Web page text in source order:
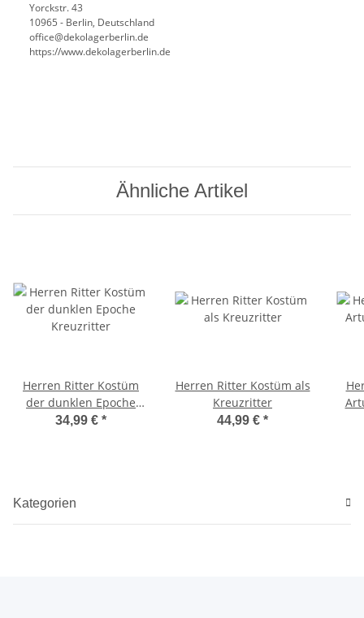
Yorckstr. 43
10965 - Berlin, Deutschland
office@dekolagerberlin.de
https://www.dekolagerberlin.de
Ähnliche Artikel
Herren Ritter Kostüm
der dunklen Epoche
Kreuzritter
34,99 € *
Herren Ritter Kostüm als
Kreuzritter
44,99 € *
Kategorien